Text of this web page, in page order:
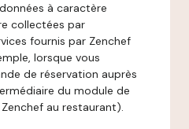
à caractère
collectées par
fournis par Zenchef
lorsque vous
de réservation auprès
du module de
au restaurant).